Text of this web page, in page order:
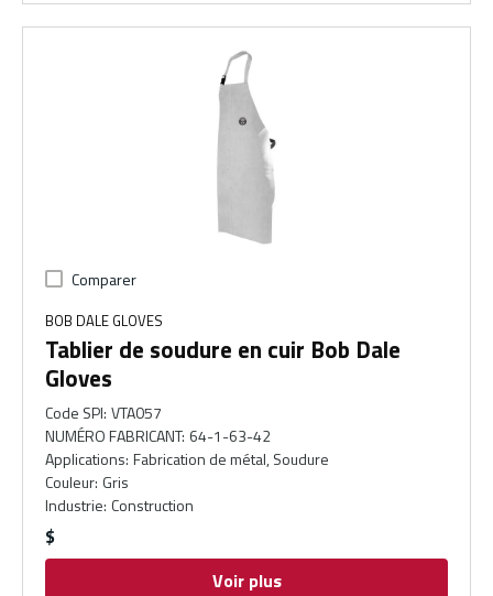
Comparer
BOB DALE GLOVES
Tablier de soudure en cuir Bob Dale
Gloves
Code SPI: VTA057
NUMÉRO FABRICANT: 64-1-63-42
Applications: Fabrication de métal, Soudure
Couleur: Gris
Industrie: Construction
$
Voir plus